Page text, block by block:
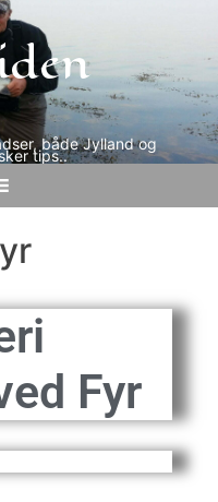
både Jylland og
tips..
Fyr